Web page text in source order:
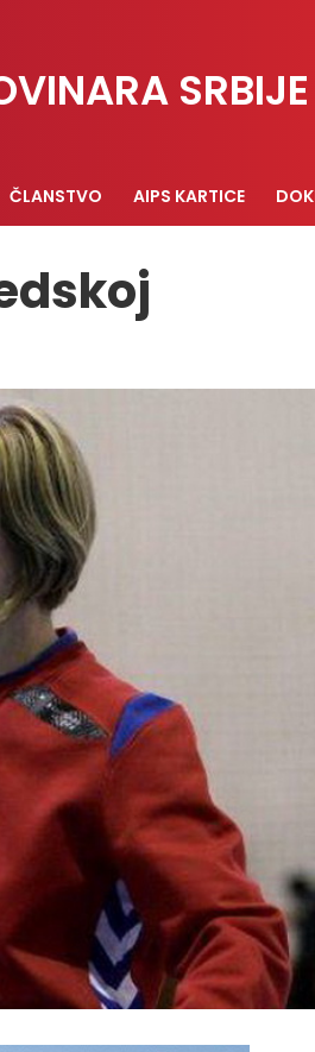
SRBIJE
ČLANSTVO AIPS KARTICE